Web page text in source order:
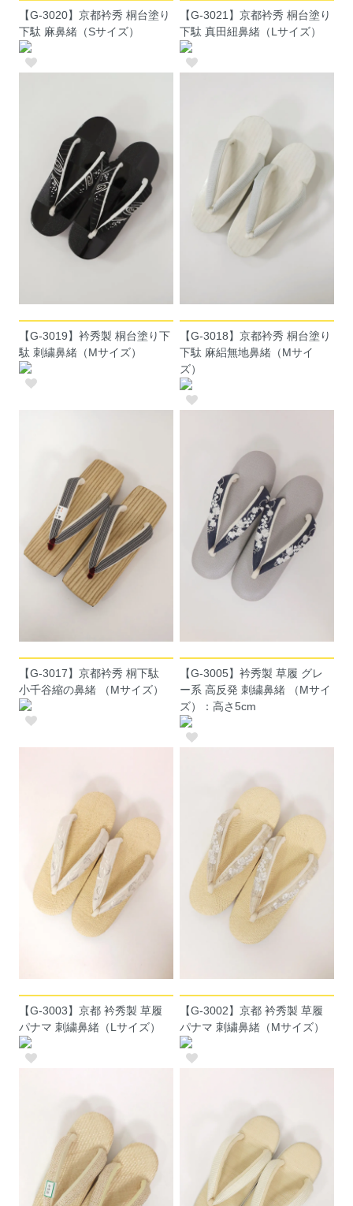
【G-3020】京都衿秀 桐台塗り
下駄 麻鼻緒（Sサイズ）
【G-3021】京都衿秀 桐台塗り
下駄 真田紐鼻緒（Lサイズ）
【G-3019】衿秀製 桐台塗り下
駄 刺繍鼻緒（Mサイズ）
【G-3018】京都衿秀 桐台塗り
下駄 麻絽無地鼻緒（Mサイ
ズ）
【G-3017】京都衿秀 桐下駄
小千谷縮の鼻緒 （Mサイズ）
【G-3005】衿秀製 草履 グレ
ー系 高反発 刺繍鼻緒 （Mサイ
ズ）：高さ5cm
【G-3003】京都 衿秀製 草履
パナマ 刺繍鼻緒（Lサイズ）
【G-3002】京都 衿秀製 草履
パナマ 刺繍鼻緒（Mサイズ）